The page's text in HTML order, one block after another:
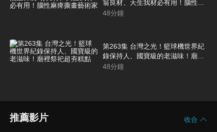
翁良材、天生我材必有用！腦性麻
痺撕畫藝術家
48分鐘
第263集 台灣之光！籃球機世界紀
錄保持人、國寶級的老滋味！廟裡
祭祀超夯糕點
48分鐘
推薦影片 收合